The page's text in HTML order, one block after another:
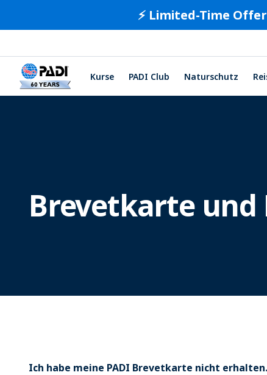
⚡️ Limited-Time
Kurse PADI Club Naturschutz
Brevetkarte und
Ich habe meine PADI Brevetkarte nicht